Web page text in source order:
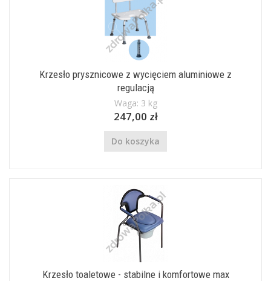
Krzesło prysznicowe z wycięciem aluminiowe z
regulacją
Waga: 3 kg
247,00 zł
Do koszyka
Krzesło toaletowe - stabilne i komfortowe max